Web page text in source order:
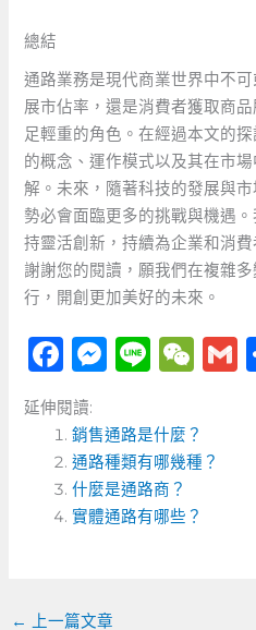
總結
通路業務是現代商業世界中不
展市佔率，還是消費者獲取商
足輕重的角色。在經過本文的
的概念、運作模式以及其在市
解。未來，隨著科技的發展與
勢必會面臨更多的挑戰與機遇
持靈活創新，持續為企業和消
謝謝您的閱讀，願我們在複雜
行，開創更加美好的未來。
F
a
c
e
b
o
M
ss
e
n
g
Li
e
W
C
h
t
延伸閱讀:
銷售通路是什麼？
通路種類有哪幾種？
什麼是通路商？
實體通路有哪些？
← 上一篇文章